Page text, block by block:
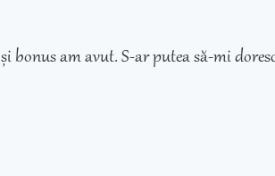
am avut. S-ar putea să-mi